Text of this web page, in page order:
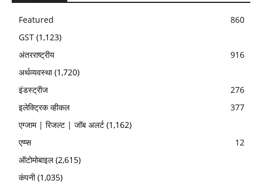
Featured
860
GST (1,123)
अंतरराष्ट्रीय
916
अर्थव्यवस्था(1,720)
इंडस्ट्रीज
276
इलेक्ट्रिक व्हीकल
377
एग्जाम | रिजल्ट | जॉब अलर्ट (1,162)
एप्प्स
12
ऑटोमोबाइल(2,615)
कंपनी(1,035)